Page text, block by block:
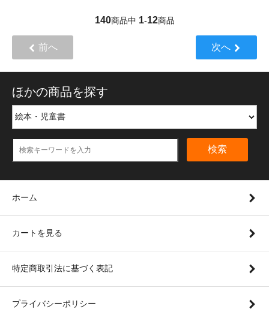
140商品中 1-12商品
前へ 次へ
ほかの商品を探す
検索
ホーム
カートを見る
特定商取引法に基づく表記
プライバシーポリシー